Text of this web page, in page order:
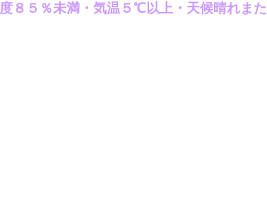
８５％未満・気温５℃以上・ 天候晴れま